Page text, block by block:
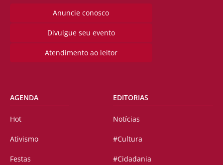
Anuncie conosco
Divulgue seu evento
Atendimento ao leitor
AGENDA
Hot
Ativismo
Festas
EDITORIAS
Notícias
#Cultura
#Cidadania